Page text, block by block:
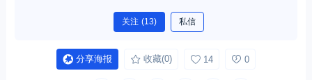
关注 (13) 私信
分享海报 收藏(0) 14 0